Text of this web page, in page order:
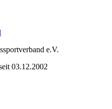
e.V.
03.12.2002